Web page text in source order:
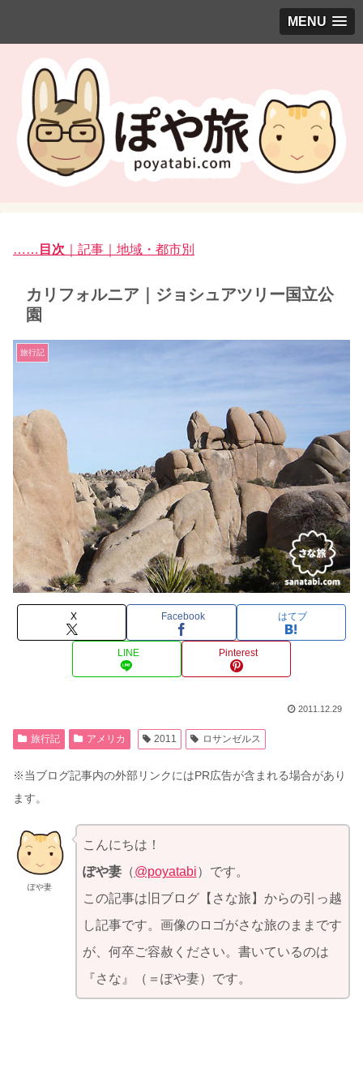
MENU
…… 目次 ｜記事｜地域・都市別
カリフォルニア｜ジョシュアツリー国立公
園
旅行記
X Facebook はてブ
LINE Pinterest
2011.12.29
旅行記 アメリカ 2011 ロサンゼルス
※当ブログ記事内の外部リンクにはPR広告が含まれる場合があり
ます。
ぽや妻
こんにちは！
ぽや妻（@poyatabi）です。
この記事は旧ブログ【さな旅】からの引っ越
し記事です。画像のロゴがさな旅のままです
が、何卒ご容赦ください。書いているのは
『さな』（＝ぽや妻）です。